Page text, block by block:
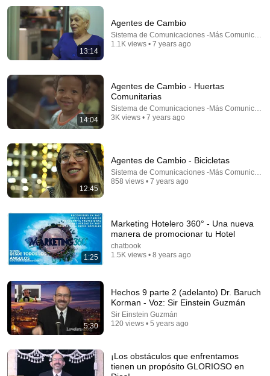
When SNL Celebrities Couldn’t Handle Impressions
Of Themselves
Roastara TV and Pop X GOAT • 919K views
Voiceover Demo | Tavo Garay | Voiceover Artists |...
Tavo Garay
Auto-dubbed
13:14
Agentes de Cambio
Sistema de Comunicaciones -Más
1.1K views • 7 years ago
14:04
Agentes de Cambio - Huertas
Comunitarias
Sistema de Comunicaciones -Más
3K views • 7 years ago
12:45
Agentes de Cambio - Bicicletas
Sistema de Comunicaciones -Más
858 views • 7 years ago
1:25
Marketing Hotelero 360° - Una nueva
manera de promocionar tu Hotel
chatbook
1.5K views • 8 years ago
5:30
Hechos 9 parte 2 (adelanto) Dr. Baruch
Korman - Voz: Sir Einstein Guzmán
Sir Einstein Guzmán
120 views • 5 years ago
¡Los obstáculos que enfrentamos
tienen un propósito GLORIOSO en